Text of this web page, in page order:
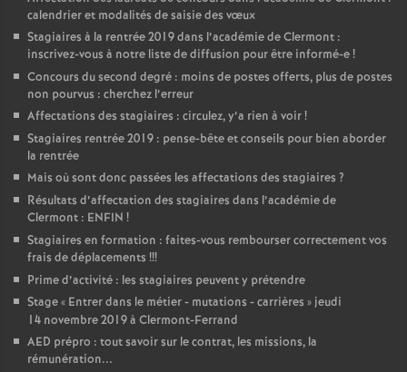
calendrier et modalités de saisie des vœux
Stagiaires à la rentrée 2019 dans l’académie de Clermont :
inscrivez-vous à notre liste de diffusion pour être informé-e!
Concours du second degré : moins de postes offerts, plus de postes
non pourvus : cherchez l’erreur
Affectations des stagiaires : circulez, y’a rien à voir!
Stagiaires rentrée 2019 : pense-bête et conseils pour bien aborder
la rentrée
Mais où sont donc passées les affectations des stagiaires ?
Résultats d’affectation des stagiaires dans l’académie de
Clermont : ENFIN !
Stagiaires en formation : faites-vous rembourser correctement vos
frais de déplacements !!!
Prime d’activité : les stagiaires peuvent y prétendre
Stage « Entrer dans le métier - mutations - carrières » jeudi
14 novembre 2019 à Clermont-Ferrand
AED prépro : tout savoir sur le contrat, les missions, la
rémunération...